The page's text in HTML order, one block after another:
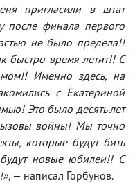
пригласили в штат
после финала первого
не было предела!!
быстро время летит!! С
Именно здесь, на
с Екатериной
Это было десять лет
войны! Мы точно
которые будут бить
новые юбилеи!! С
, — написал Горбунов.